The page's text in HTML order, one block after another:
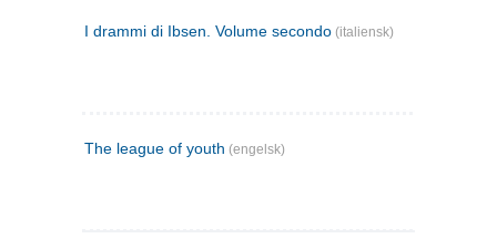
I drammi di Ibsen. Volume secondo (italiensk)
The league of youth (engelsk)